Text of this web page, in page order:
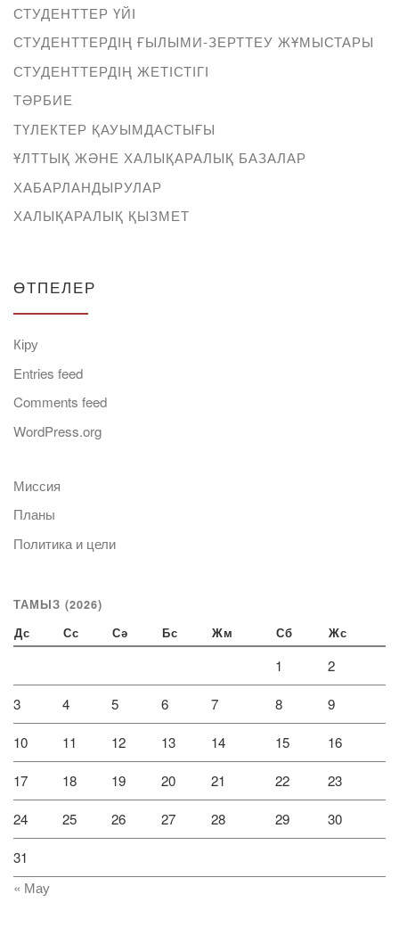
СТУДЕНТТЕР ҮЙІ
СТУДЕНТТЕРДІҢ ҒЫЛЫМИ-ЗЕРТТЕУ ЖҰМЫСТАРЫ
СТУДЕНТТЕРДІҢ ЖЕТІСТІГІ
ТӘРБИЕ
ТҮЛЕКТЕР ҚАУЫМДАСТЫҒЫ
ҰЛТТЫҚ ЖӘНЕ ХАЛЫҚАРАЛЫҚ БАЗАЛАР
ХАБАРЛАНДЫРУЛАР
ХАЛЫҚАРАЛЫҚ ҚЫЗМЕТ
ӨТПЕЛЕР
Кіру
Entries feed
Comments feed
WordPress.org
Миссия
Планы
Политика и цели
ТАМЫЗ (2026)
Дс Сс Сә Бс Жм Сб Жс
1 2
3 4 5 6 7 8 9
10 11 12 13 14 15 16
17 18 19 20 21 22 23
24 25 26 27 28 29 30
31
« Мау